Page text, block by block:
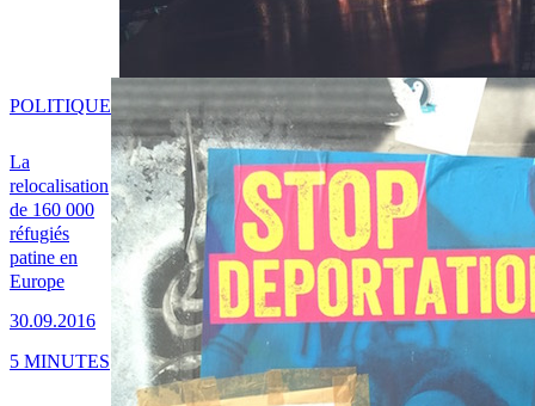
La
relocalisation
de 160 000
réfugiés
patine en
Europe
30.09.2016
POLITIQUE
5 MINUTES